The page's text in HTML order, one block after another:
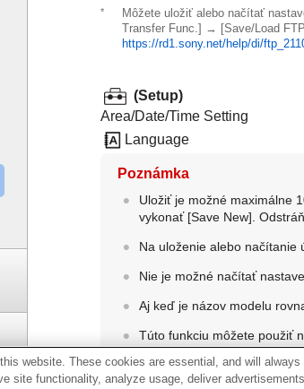
* Môžete uložiť alebo načítať
Transfer Func.] → [Save/Load
https://rd1.sony.net/help/di/
(Setup)
Area/Date/Time Setting
Language
Poznámka
Uložiť je možné maximálne
vykonať [Save New] .
Na uloženie alebo načítanie
Nie je možné načítať
Aj keď je názov modelu
Túto funkciu môžete použiť
[Save/Load Settings]však
Setting). Pred použitím tejto
website. These cookies are essential, and will always
site functionality, analyze usage, deliver